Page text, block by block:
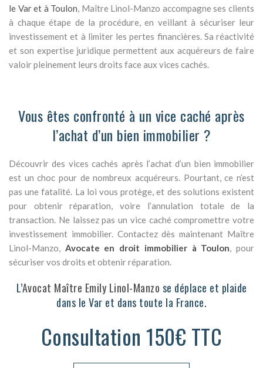
le Var et à Toulon, Maître Linol-Manzo accompagne ses clients
à chaque étape de la procédure, en veillant à sécuriser leur
investissement et à limiter les pertes financières. Sa réactivité
et son expertise juridique permettent aux acquéreurs de faire
valoir pleinement leurs droits face aux vices cachés.
Vous êtes confronté à un vice caché après
l’achat d’un bien immobilier ?
Découvrir des vices cachés après l’achat d’un bien immobilier
est un choc pour de nombreux acquéreurs. Pourtant, ce n’est
pas une fatalité. La loi vous protège, et des solutions existent
pour obtenir réparation, voire l’annulation totale de la
transaction. Ne laissez pas un vice caché compromettre votre
investissement immobilier. Contactez dès maintenant Maître
Linol-Manzo, Avocate en droit immobilier à Toulon, pour
sécuriser vos droits et obtenir réparation.
L’Avocat Maître Emily Linol-Manzo se déplace et plaide
dans le Var et dans toute la France.
Consultation 150€ TTC